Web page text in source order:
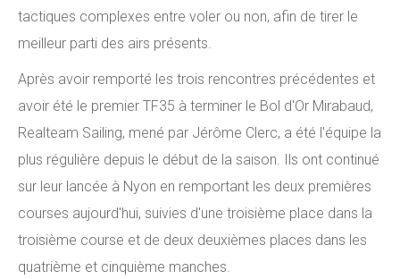
tactiques complexes entre voler ou non, afin de tirer le
meilleur parti des airs présents.
Après avoir remporté les trois rencontres précédentes et
avoir été le premier TF35 à terminer le Bol d'Or Mirabaud,
Realteam Sailing, mené par Jérôme Clerc, a été l'équipe la
plus régulière depuis le début de la saison. Ils ont continué
sur leur lancée à Nyon en remportant les deux premières
courses aujourd'hui, suivies d'une troisième place dans la
troisième course et de deux deuxièmes places dans les
quatrième et cinquième manches.